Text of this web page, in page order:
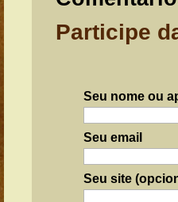
Participe
Seu nome ou
Seu email
Seu site